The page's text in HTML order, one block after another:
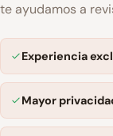
te ayudamos a
Experiencia
Mayor